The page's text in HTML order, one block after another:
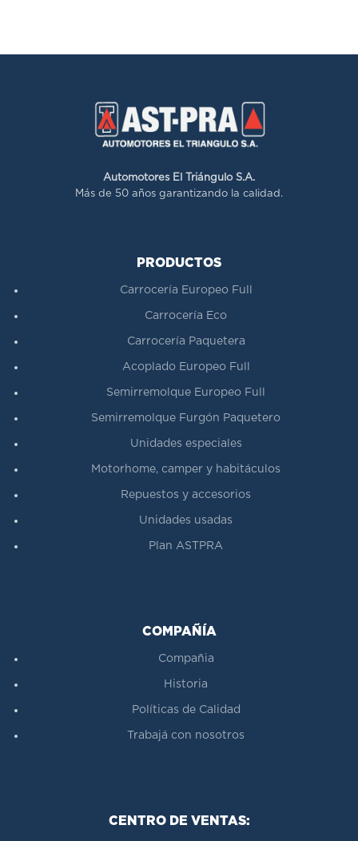
Automotores El Triángulo S.A.
Más de 50 años garantizando la calidad.
PRODUCTOS
Carrocería Europeo Full
Carrocería Eco
Carrocería Paquetera
Acoplado Europeo Full
Semirremolque Europeo Full
Semirremolque Furgón Paquetero
Unidades especiales
Motorhome, camper y habitáculos
Repuestos y accesorios
Unidades usadas
Plan ASTPRA
COMPAÑÍA
Compañia
Historia
Políticas de Calidad
Trabajá con nosotros
CENTRO DE VENTAS: